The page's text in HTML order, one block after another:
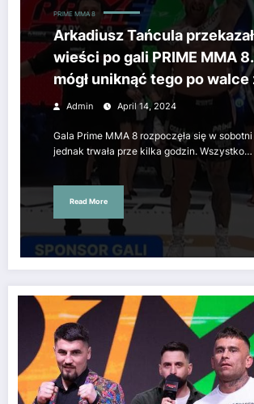
PRIME MMA 8
Arkadiusz Tańcula przekazał
wieści po gali PRIME MMA
mógł uniknąć tego po walce
Kasjo
Admin April 14, 2024
Gala Prime MMA 8 rozpoczęła się w
jednak trwała prze kilka godzin. Wszystko…
Read More